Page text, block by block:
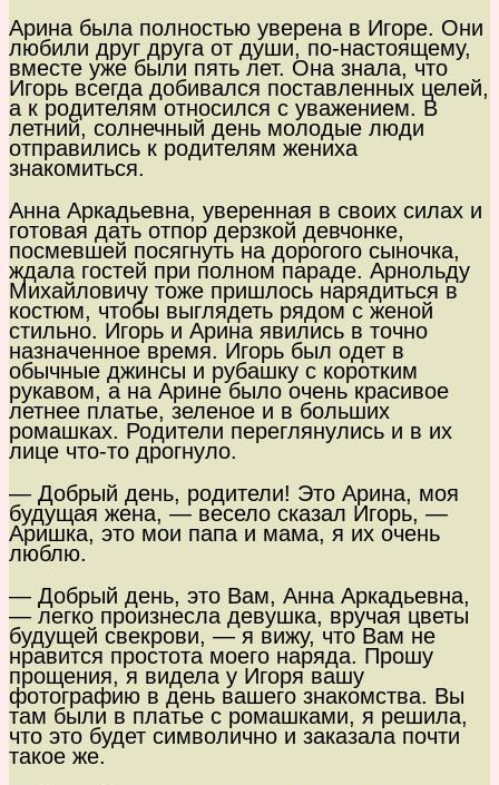
Арина была полностью уверена в Игоре. Они
любили друг друга от души, по-настоящему,
вместе уже были пять лет. Она знала, что
Игорь всегда добивался поставленных целей,
а к родителям относился с уважением. В
летний, солнечный день молодые люди
отправились к родителям жениха
знакомиться.
Анна Аркадьевна, уверенная в своих силах и
готовая дать отпор дерзкой девчонке,
посмевшей посягнуть на дорогого сыночка,
ждала гостей при полном параде. Арнольду
Михайловичу тоже пришлось нарядиться в
костюм, чтобы выглядеть рядом с женой
стильно. Игорь и Арина явились в точно
назначенное время. Игорь был одет в
обычные джинсы и рубашку с коротким
рукавом, а на Арине было очень красивое
летнее платье, зеленое и в больших
ромашках. Родители переглянулись и в их
лице что-то дрогнуло.
— Добрый день, родители! Это Арина, моя
будущая жена, — весело сказал Игорь, —
Аришка, это мои папа и мама, я их очень
люблю.
— Добрый день, это Вам, Анна Аркадьевна,
— легко произнесла девушка, вручая цветы
будущей свекрови, — я вижу, что Вам не
нравится простота моего наряда. Прошу
прощения, я видела у Игоря вашу
фотографию в день вашего знакомства. Вы
там были в платье с ромашками, я решила,
что это будет символично и заказала почти
такое же.